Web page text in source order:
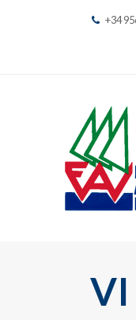
+34
VI